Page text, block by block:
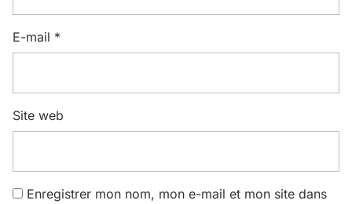
E-mail *
Site web
Enregistrer mon nom, mon e-mail et mon site dans